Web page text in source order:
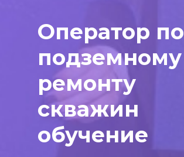
Оператор по
подземному
ремонту
скважин
обучение